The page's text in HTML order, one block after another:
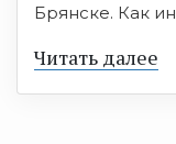
Брянске. Как
Читать далее